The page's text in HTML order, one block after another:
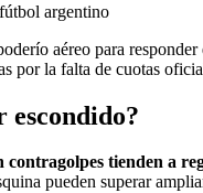
argentino
aéreo para
la falta de cuotas
escondido?
contragolpes tienden a
pueden superar